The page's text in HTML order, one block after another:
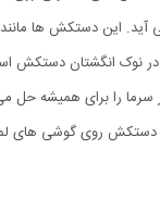
این دستکش ها
در نوک انگشتان
سرما را برای همیشه حل
دستکش روی گوشی های